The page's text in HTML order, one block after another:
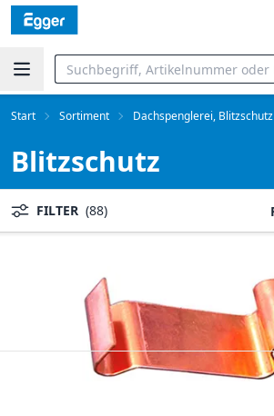
Start Sortiment Dachspenglerei, Blitzschutz
Blitzschutz
FILTER (88)